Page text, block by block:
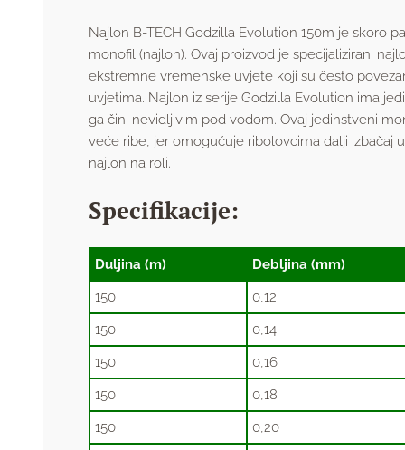
Najlon B-TECH Godzilla Evolution 150m je skoro
monofil (najlon). Ovaj proizvod je specijalizirani
ekstremne vremenske uvjete koji su često
uvjetima. Najlon iz serije Godzilla Evolution ima
ga čini nevidljivim pod vodom. Ovaj jedinstveni
veće ribe, jer omogućuje ribolovcima dalji izbačaj
najlon na roli.
Specifikacije:
Duljina (m)
Debljina (mm)
150
0,12
150
0,14
150
0,16
150
0,18
150
0,20